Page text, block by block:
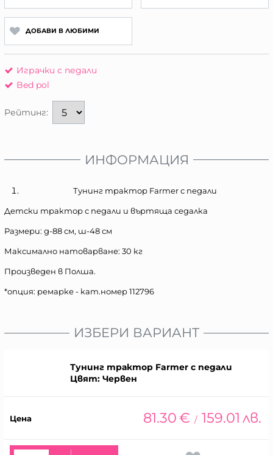
ДОБАВИ В ЛЮБИМИ
Играчки с педали
Bed pol
Рейтинг:
ИНФОРМАЦИЯ
Тунинг трактор Farmer с педали
Детски трактор с педали и въртяща седалка
Размери: д-88 см, ш-48 см
Максимално натоварване: 30 кг
Произведен в Полша.
*опция: ремарке - кат.номер 112796
ИЗБЕРИ ВАРИАНТ
Тунинг трактор Farmer с педали
Цвят: Червен
81.30€ / 159.01 лв.